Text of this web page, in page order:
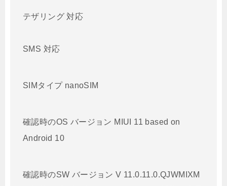
テザリング 対応
SMS 対応
SIMタイプ nanoSIM
確認時のOS バージョン MIUI 11 based on
Android 10
確認時のSW バージョン V 11.0.11.0.QJWMIXM